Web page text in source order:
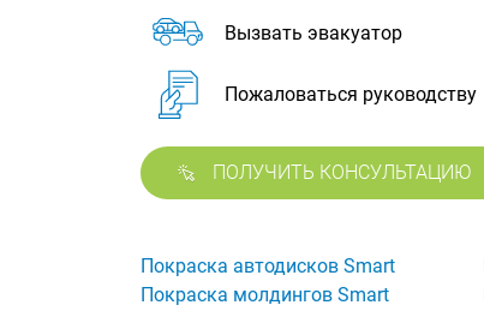
Вызвать эвакуатор
Пожаловаться руководству
ПОЛУЧИТЬ КОНСУЛЬТАЦИЮ
Покраска автодисков Smart
Покраска молдингов Smart